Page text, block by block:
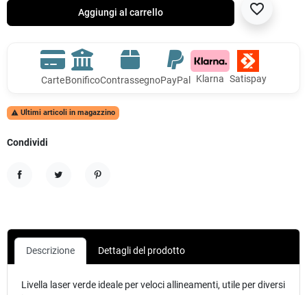
Aggiungi al carrello favorite_border
CarteBonificoContrassegnoPayPal Klarna Satispay
 Ultimi articoli in magazzino
Condividi
Descrizione Dettagli del prodotto
Livella laser verde ideale per veloci allineamenti, utile per diversi